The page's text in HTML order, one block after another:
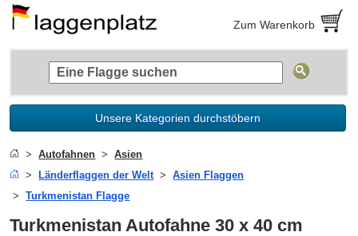
Zum Warenkorb
Unsere Kategorien durchstöbern
Autofahnen
Asien
Länderflaggen der Welt
Asien Flaggen
Turkmenistan Flagge
Turkmenistan Autofahne 30 x 40 cm